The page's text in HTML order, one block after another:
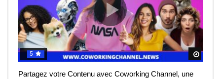
5
Partagez votre Contenu avec Coworking Channel, une
5
Le Meriem Live vous éclaire sur l’IA, la Quantique,
5
IA et robots : peut-on leur faire totalement confiance ?
5
Le rêve de l’entrepreneur, devenir une licorne, mais à
5
Meriem Live à la découverte des Robots